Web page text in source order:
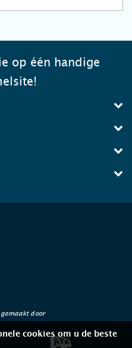
op één handige
door
cookies om u de beste